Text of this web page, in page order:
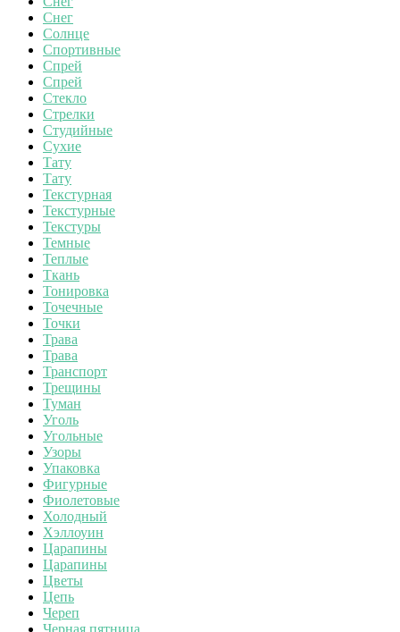
Снег
Солнце
Спортивные
Спрей
Спрей
Стекло
Стрелки
Студийные
Сухие
Тату
Тату
Текстурная
Текстурные
Текстуры
Темные
Теплые
Ткань
Тонировка
Точечные
Точки
Трава
Трава
Транспорт
Трещины
Туман
Уголь
Угольные
Узоры
Упаковка
Фигурные
Фиолетовые
Холодный
Хэллоуин
Царапины
Царапины
Цветы
Цепь
Череп
Черная пятница